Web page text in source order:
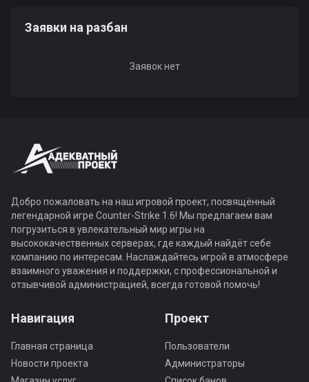
Заявки на разбан
Заявок нет
Добро пожаловать на наш игровой проект, посвящённый
легендарной игре Counter-Strike 1.6! Мы предлагаем вам
погрузиться в увлекательный мир игры на
высококачественных серверах, где каждый найдёт себе
компанию по интересам. Наслаждайтесь игрой в атмосфере
взаимного уважения и поддержки, с профессиональной и
отзывчивой администрацией, всегда готовой помочь!
Навигация
Главная страница
Новости проекта
Проект
Пользователи
Администраторы